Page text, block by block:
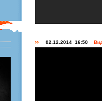
02.12.2014 16:50